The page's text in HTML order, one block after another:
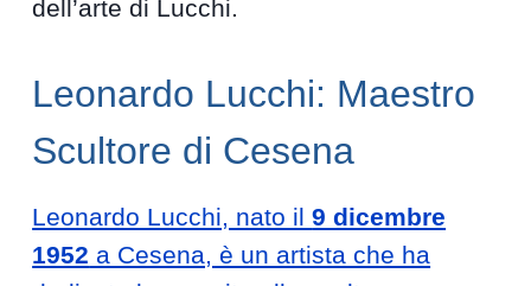
dell’arte di Lucchi.
Leonardo Lucchi: Maestro
Scultore di Cesena
Leonardo Lucchi, nato il9 dicembre
1952 a Cesena, è un artista che ha